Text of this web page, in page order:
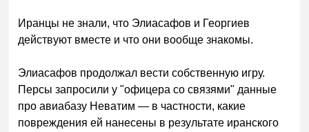
Иранцы не знали, что Элиасафов и Георгиев
действуют вместе и что они вообще знакомы.
Элиасафов продолжал вести собственную игру.
Персы запросили у "офицера со связями" данные
про авиабазу Неватим — в частности, какие
повреждения ей нанесены в результате иранского